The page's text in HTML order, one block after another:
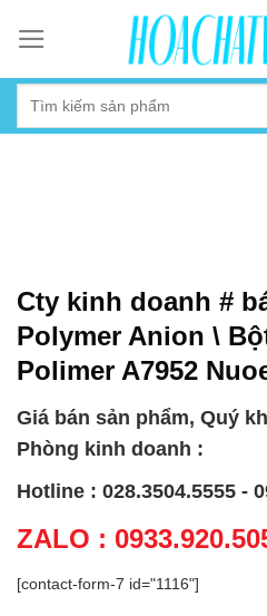
content
Cty kinh doanh #
Polymer Anion \
Polimer A7952
Giá bán sản phẩm, Quý
Phòng kinh doanh :
Hotline : 028.3504.5555 -
ZALO :
[contact-form-7 id="1116"]